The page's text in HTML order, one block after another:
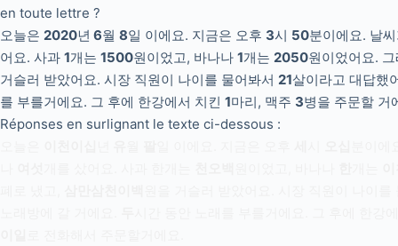
en toute lettre ?
오늘은 2020년 6월 8일 이에요. 지금은 오후 3시 50분이에요. 날
어요. 사과 1개는 1500원이었고, 바나나 1개는 2050원이었어요.
거슬러 받았어요. 시장 직원이 나이를 물어봐서 21살이라고 대답했
를 부를거에요. 그 후에 한강에서 치킨 1마리, 맥주 3병을 주문할 거
Réponses en surlignant le texte ci-dessous :